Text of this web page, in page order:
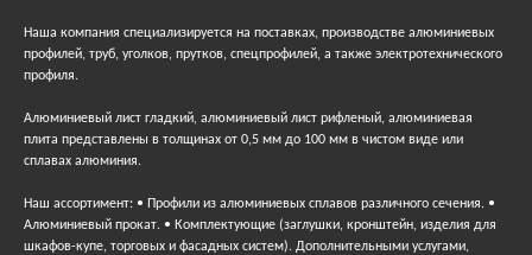
Наша компания специализируется на поставках, производстве алюминиевых
профилей, труб, уголков, прутков, спецпрофилей, а также электротехнического
профиля.
Алюминиевый лист гладкий, алюминиевый лист рифленый, алюминиевая
плита представлены в толщинах от 0,5 мм до 100 мм в чистом виде или
сплавах алюминия.
Наш ассортимент: • Профили из алюминиевых сплавов различного сечения. •
Алюминиевый прокат. • Комплектующие (заглушки, кронштейн, изделия для
шкафов-купе, торговых и фасадных систем). Дополнительными услугами,